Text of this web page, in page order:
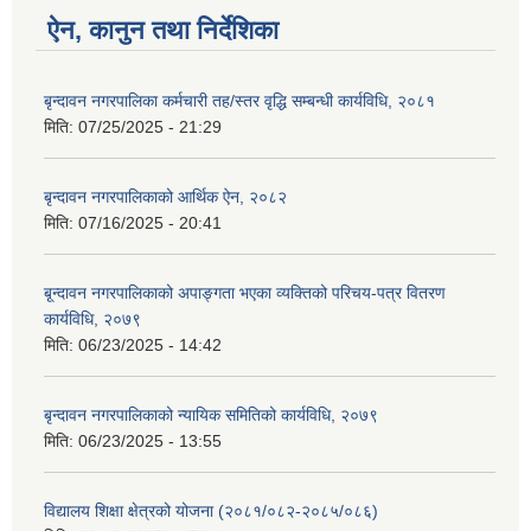
ऐन, कानुन तथा निर्देशिका
बृन्दावन नगरपालिका कर्मचारी तह/स्तर वृद्धि सम्बन्धी कार्यविधि, २०८१
मिति: 07/25/2025 - 21:29
बृन्दावन नगरपालिकाको आर्थिक ऐन, २०८२
मिति: 07/16/2025 - 20:41
बृ्न्दावन नगरपालिकाको अपाङ्गता भएका व्यक्तिको परिचय-पत्र वितरण
कार्यविधि, २०७९
मिति: 06/23/2025 - 14:42
बृन्दावन नगरपालिकाको न्यायिक समितिको कार्यविधि, २०७९
मिति: 06/23/2025 - 13:55
विद्यालय शिक्षा क्षेत्रको योजना (२०८१/०८२-२०८५/०८६)